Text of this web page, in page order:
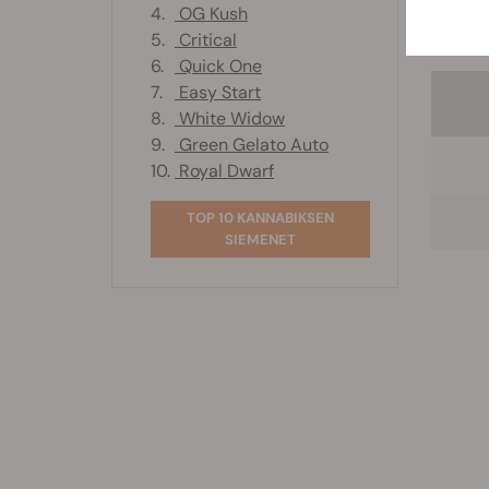
4.
OG Kush
5.
Critical
6.
Quick One
7.
Easy Start
8.
White Widow
9.
Green Gelato Auto
10. Royal Dwarf
TOP 10 KANNABIKSEN
SIEMENET